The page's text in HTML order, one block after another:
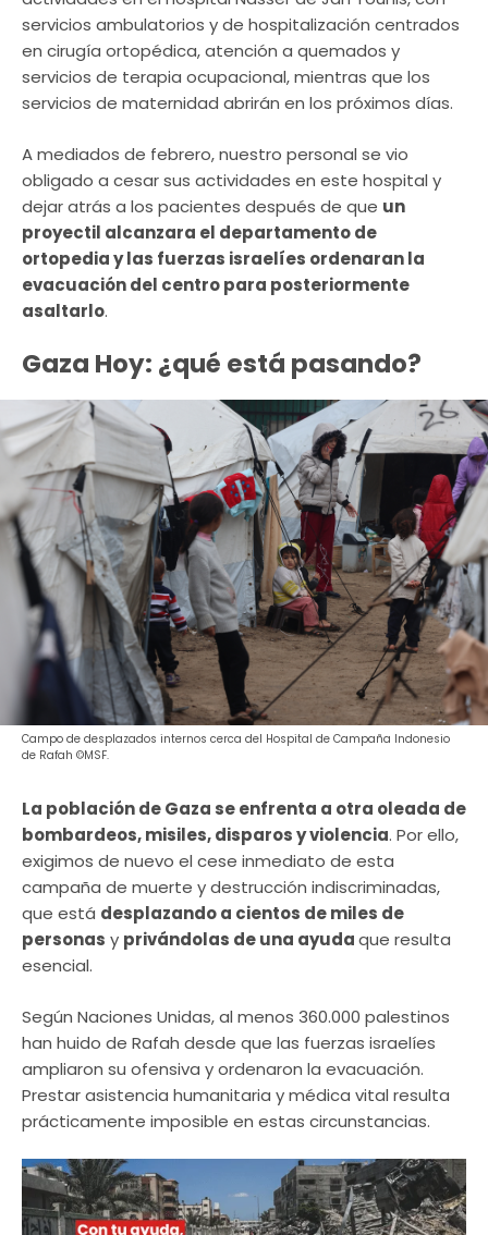
servicios ambulatorios y de hospitalización centrados
en cirugía ortopédica, atención a quemados y
servicios de terapia ocupacional, mientras que los
servicios de maternidad abrirán en los próximos días.
A mediados de febrero, nuestro personal se vio
obligado a cesar sus actividades en este hospital y
dejar atrás a los pacientes después de que un
proyectil alcanzara el departamento de
ortopedia y las fuerzas israelíes ordenaran la
evacuación del centro para posteriormente
asaltarlo.
Gaza Hoy: ¿qué está pasando?
Campo de desplazados internos cerca del Hospital de Campaña Indonesio
de Rafah ©MSF.
La población de Gaza se enfrenta a otra oleada de
bombardeos, misiles, disparos y violencia. Por ello,
exigimos de nuevo el cese inmediato de esta
campaña de muerte y destrucción indiscriminadas,
que está desplazando a cientos de miles de
personas y privándolas de una ayudaque resulta
esencial.
Según Naciones Unidas, al menos 360.000 palestinos
han huido de Rafah desde que las fuerzas israelíes
ampliaron su ofensiva y ordenaron la evacuación.
Prestar asistencia humanitaria y médica vital resulta
prácticamente imposible en estas circunstancias.